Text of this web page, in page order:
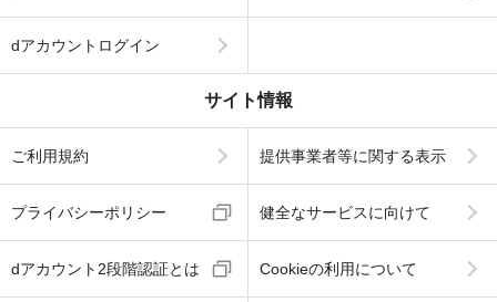
dアカウントログイン
サイト情報
ご利用規約 提供事業者等に関する表示
プライバシーポリシー 健全なサービスに向けて
dアカウント2段階認証とは Cookieの利用について